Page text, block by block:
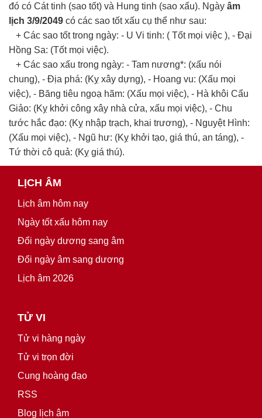
đó có Cát tinh (sao tốt) và Hung tinh (sao xấu). Ngày âm
lịch 3/9/2049 có các sao tốt xấu cụ thể như sau:
+ Các sao tốt trong ngày: - U Vi tinh: ( Tốt mọi việc ), - Đại
Hồng Sa: (Tốt mọi việc).
+ Các sao xấu trong ngày: - Tam nương*: (xấu nói
chung), - Địa phá: (Kỵ xây dựng), - Hoang vu: (Xấu mọi
việc), - Băng tiêu ngoạ hãm: (Xấu mọi việc), - Hà khôi Cẩu
Giảo: (Kỵ khởi công xây nhà cửa, xấu mọi việc), - Chu
tước hắc đạo: (Kỵ nhập trạch, khai trương), - Nguyệt Hình:
(Xấu mọi việc), - Ngũ hư: (Kỵ khởi tạo, giá thú, an táng), -
Tứ thời cô quả: (Kỵ giá thú).
LỊCH ÂM
Lịch âm hôm nay
Ngày tốt xấu hôm nay
Đổi ngày dương sang âm
Đổi ngày âm sang dương
Lịch âm 2026
TỬ VI
Tử vi hàng ngày
Tử vi trọn đời
Cung hoàng đạo
RSS
Blog lịch âm